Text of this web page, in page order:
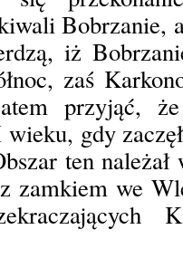
Bobrzanie,
iż
zaś
przyjąć,
gdy
ten
zamkiem we